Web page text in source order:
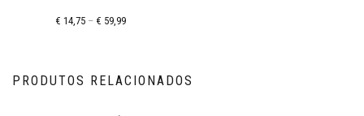
€ 14,75– € 59,99
PRODUTOS RELACIONADOS